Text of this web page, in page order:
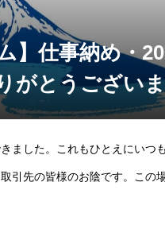
】仕事納め・
がとうございま
ました。これもひとえにいつ
引先の皆様のお陰です。こ